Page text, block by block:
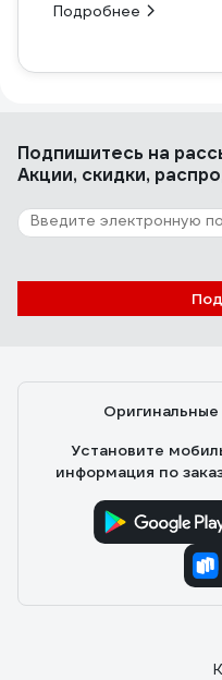
Подробнее
Подпишитесь на
Акции, скидки,
Оригинальные
Установите
информация по